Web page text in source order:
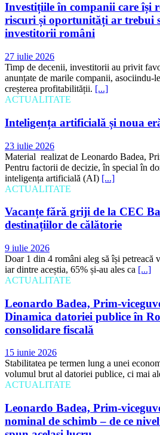
Investițiile în companii care își
riscuri și oportunități ar trebui
investitorii români
27 iulie 2026
Timp de decenii, investitorii au privit
anunțate de marile companii, asociindu-
creșterea profitabilității. [...]
ACTUALITATE
Inteligența artificială și noua
23 iulie 2026
Material realizat de Leonardo Badea,
Pentru factorii de decizie, în special în
inteligența artificială (AI) [...]
ACTUALITATE
Vacanțe fără griji de la CEC
destinațiilor de călătorie
9 iulie 2026
Doar 1 din 4 români aleg să își petreacă
iar dintre aceștia, 65% și-au ales ca [...]
ACTUALITATE
Leonardo Badea, Prim-
Dinamica datoriei publice în
consolidare fiscală
15 iunie 2026
Stabilitatea pe termen lung a unei
volumul brut al datoriei publice, ci mai
ACTUALITATE
Leonardo Badea, Prim-
nominal de schimb – de ce